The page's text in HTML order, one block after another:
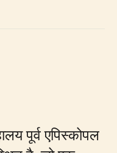
पूर्व एपिस्कोपल